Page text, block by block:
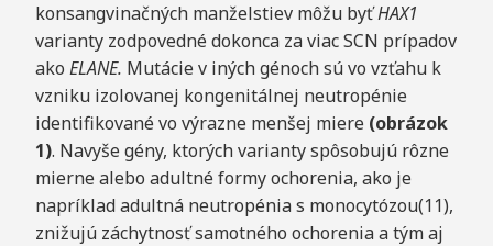
konsangvinačných manželstiev môžu byťHAX1
varianty zodpovedné dokonca za viac SCN prípadov
ako ELANE. Mutácie v iných génoch sú vo vzťahu k
vzniku izolovanej kongenitálnej neutropénie
identifikované vo výrazne menšej miere (obrázok
1). Navyše gény, ktorých varianty spôsobujú rôzne
mierne alebo adultné formy ochorenia, ako je
napríklad adultná neutropénia s monocytózou(11),
znižujú záchytnosť samotného ochorenia a tým aj